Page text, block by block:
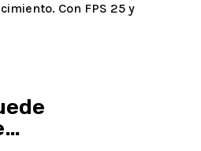
Con FPS 25 y